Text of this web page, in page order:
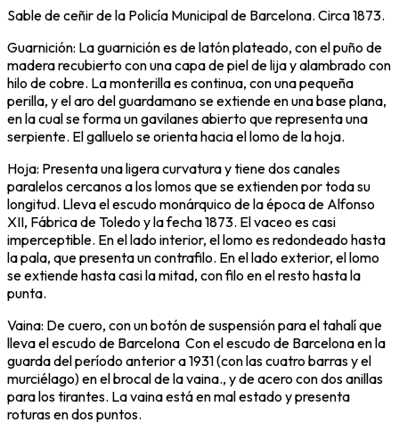
Sable de ceñir de la Policía Municipal de Barcelona. Circa 1873.
Guarnición: La guarnición es de latón plateado, con el puño de
madera recubierto con una capa de piel de lija y alambrado con
hilo de cobre. La monterilla es continua, con una pequeña
perilla, y el aro del guardamano se extiende en una base plana,
en la cual se forma un gavilanes abierto que representa una
serpiente. El galluelo se orienta hacia el lomo de la hoja.
Hoja: Presenta una ligera curvatura y tiene dos canales
paralelos cercanos a los lomos que se extienden por toda su
longitud. Lleva el escudo monárquico de la época de Alfonso
XII, Fábrica de Toledo y la fecha 1873. El vaceo es casi
imperceptible. En el lado interior, el lomo es redondeado hasta
la pala, que presenta un contrafilo. En el lado exterior, el lomo
se extiende hasta casi la mitad, con filo en el resto hasta la
punta.
Vaina: De cuero, con un botón de suspensión para el tahalí que
lleva el escudo de Barcelona Con el escudo de Barcelona en la
guarda del período anterior a 1931 (con las cuatro barras y el
murciélago) en el brocal de la vaina., y de acero con dos anillas
para los tirantes. La vaina está en mal estado y presenta
roturas en dos puntos.